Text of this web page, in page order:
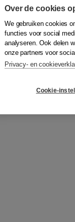
Over de cookies
We gebruiken cookies
functies voor social
analyseren. Ook delen
onze partners voor
Privacy- en
Cookie-